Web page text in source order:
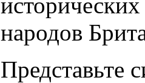
народов
Представьте